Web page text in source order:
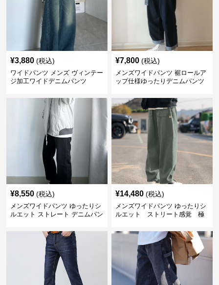
¥3,880 (税込)
ワイドパンツ メンズ ヴィンテー
ジ加工ワイドデニムパンツ
¥7,800 (税込)
メンズワイドパンツ 裾ロールア
ップ仕様ゆったりデニムパンツ
¥8,550 (税込)
メンズワイドパンツ ゆったりシ
ルエット ストレート デニムパン
¥14,480 (税込)
メンズワイドパンツ ゆったりシ
ルエット ストリート感覚 極